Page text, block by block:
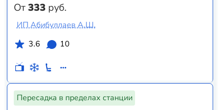
От333 руб.
ИП Абибуллаев А.Ш.
3.6
10
Пересадка в пределах станции